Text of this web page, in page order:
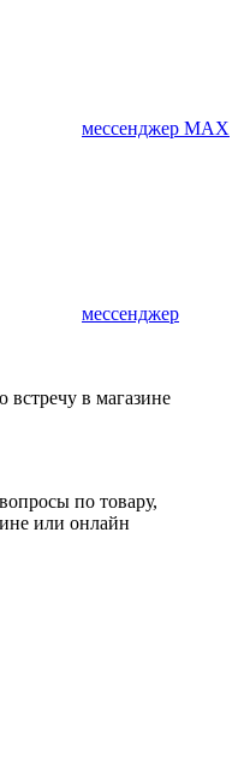
мессенджер MAX
мессенджер
в магазине
по товару,
или онлайн